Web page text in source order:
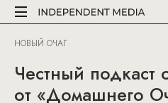
НОВЫЙ ОЧАГ
Честный подкаст
от «Домашнего